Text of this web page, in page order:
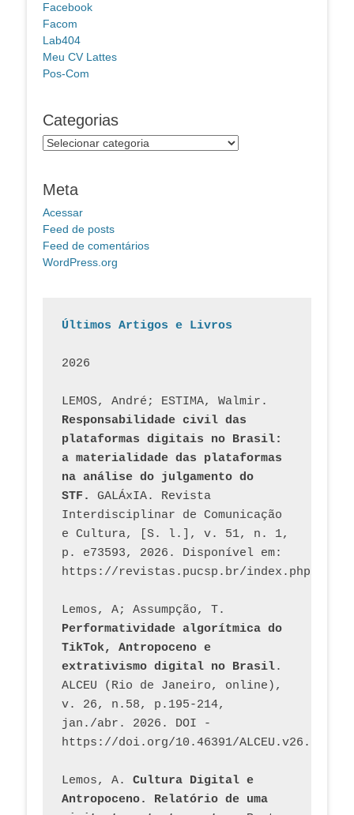
Facebook
Facom
Lab404
Meu CV Lattes
Pos-Com
Categorias
Categorias
Meta
Acessar
Feed de posts
Feed de comentários
WordPress.org
Últimos Artigos e Livros
2026
Responsabilidade civil das
plataformas digitais no Brasil:
a materialidade das plataformas
na análise do julgamento do
STF.
GALÁxIA. Revista
Interdisciplinar de Comunicação
e Cultura, [S. l.], v. 51, n. 1,
p. e73593, 2026. Disponível em:
Performatividade algorítmica do
TikTok, Antropoceno e
extrativismo digital no Brasil.
ALCEU (Rio de Janeiro, online),
v. 26, n.58, p.195-214,
jan./abr. 2026. DOI -
https://doi.org/10.46391/
Lemos, A. Cultura Digital e
Antropoceno. Relatório de uma